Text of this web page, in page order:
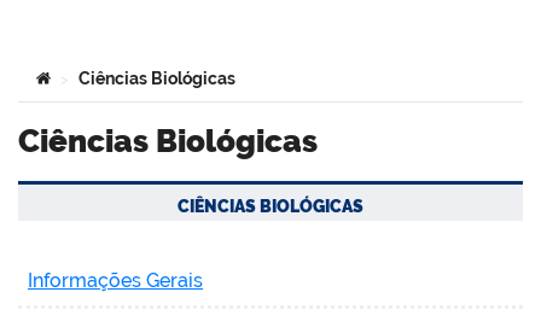
Você está aqui:
> Ciências Biológicas
Ciências Biológicas
CIÊNCIAS BIOLÓGICAS
Informações Gerais